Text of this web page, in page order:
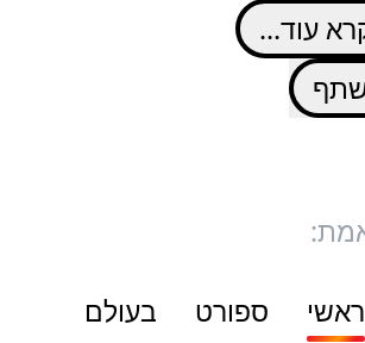
עוד...
ראשי ספורט בעולם